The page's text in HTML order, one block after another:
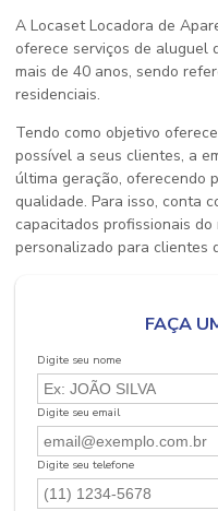
A Locaset Locadora de
oferece serviços de aluguel
mais de 40 anos, sendo
residenciais.
Tendo como objetivo
possível a seus clientes, a
última geração, oferecendo
qualidade. Para isso, conta
capacitados profissionais
personalizado para clientes
FAÇA
Digite seu nome
Digite seu email
Digite seu telefone